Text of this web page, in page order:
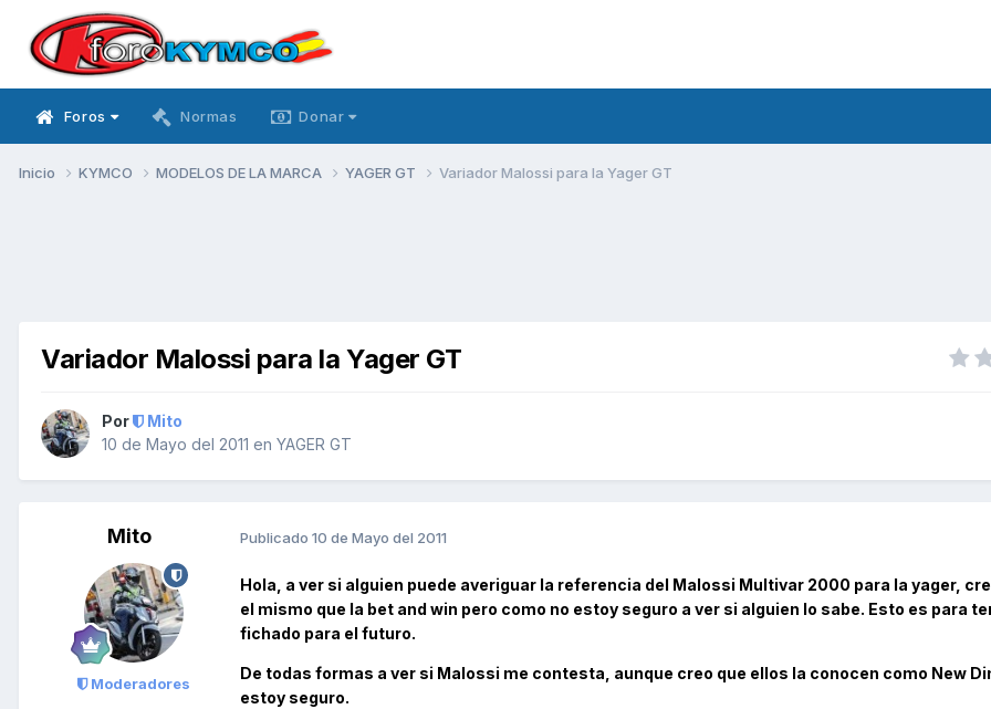
Foros Normas Donar
Inicio KYMCO MODELOS DE LA MARCA YAGER GT Variador Malossi para la Yager GT
Variador Malossi para la Yager GT
Por
Mito
10 de Mayo del 2011 en YAGER GT
Mito
Moderadores
Publicado 10 de Mayo del 2011
Hola, a ver si alguien puede averiguar la referencia del Malossi Multivar 2000 para la yager,
el mismo que la bet and win pero como no estoy seguro a ver si alguien lo sabe. Esto es para
fichado para el futuro.
De todas formas a ver si Malossi me contesta, aunque creo que ellos la conocen como New
estoy seguro.